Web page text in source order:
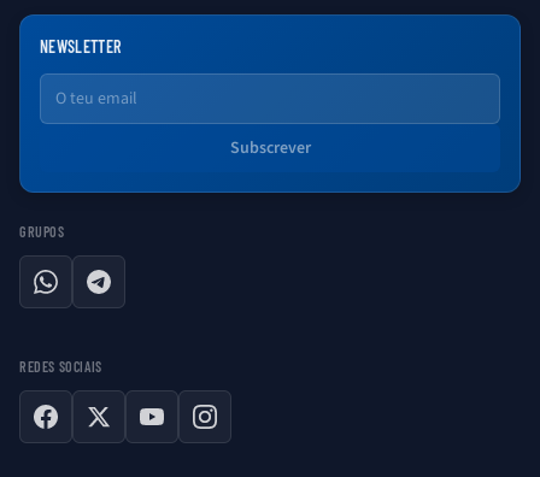
NEWSLETTER
Email
Subscrever
GRUPOS
WhatsAppTelegram
REDES SOCIAIS
Facebook
X YouTubeInstagram